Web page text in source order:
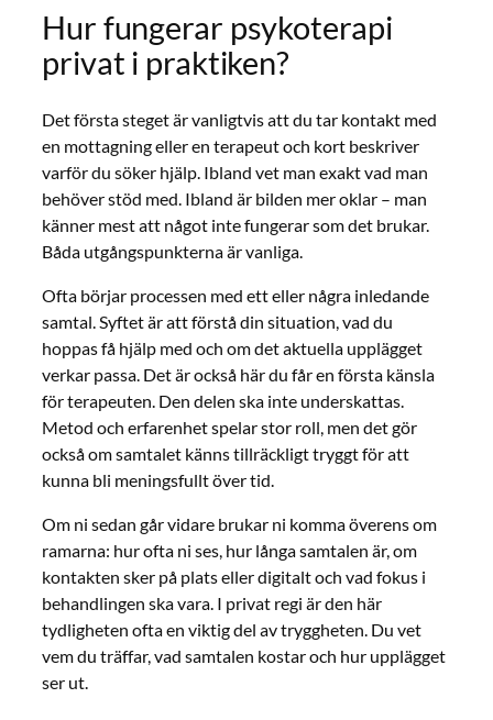
Hur fungerar psykoterapi
privat i praktiken?
Det första steget är vanligtvis att du tar kontakt med
en mottagning eller en terapeut och kort beskriver
varför du söker hjälp. Ibland vet man exakt vad man
behöver stöd med. Ibland är bilden mer oklar – man
känner mest att något inte fungerar som det brukar.
Båda utgångspunkterna är vanliga.
Ofta börjar processen med ett eller några inledande
samtal. Syftet är att förstå din situation, vad du
hoppas få hjälp med och om det aktuella upplägget
verkar passa. Det är också här du får en första känsla
för terapeuten. Den delen ska inte underskattas.
Metod och erfarenhet spelar stor roll, men det gör
också om samtalet känns tillräckligt tryggt för att
kunna bli meningsfullt över tid.
Om ni sedan går vidare brukar ni komma överens om
ramarna: hur ofta ni ses, hur långa samtalen är, om
kontakten sker på plats eller digitalt och vad fokus i
behandlingen ska vara. I privat regi är den här
tydligheten ofta en viktig del av tryggheten. Du vet
vem du träffar, vad samtalen kostar och hur upplägget
ser ut.